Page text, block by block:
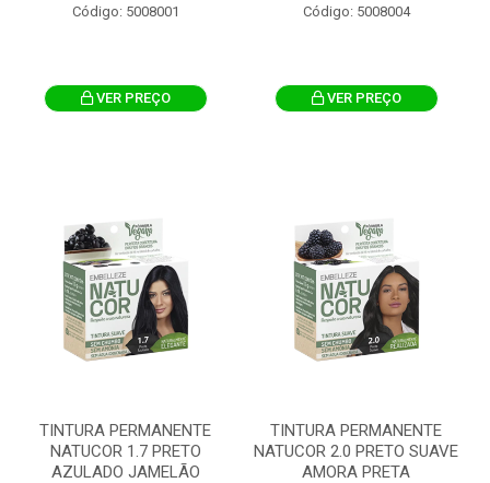
Código: 5008001
VER PREÇO
Código: 5008004
VER PREÇO
TINTURA PERMANENTE
NATUCOR 1.7 PRETO
AZULADO JAMELÃO
TINTURA PERMANENTE
NATUCOR 2.0 PRETO SUAVE
AMORA PRETA